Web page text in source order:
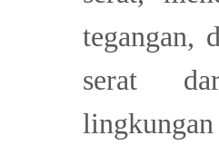
tegangan,
serat